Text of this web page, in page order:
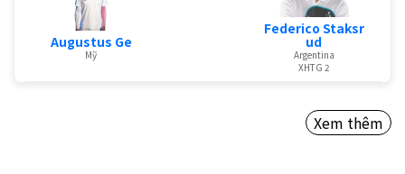
Augustus Ge
Mỹ
Federico Staksr
ud
Argentina
XHTG 2
Xem thêm